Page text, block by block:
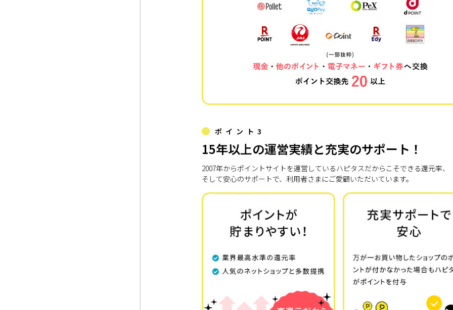
ポイント3
15年以上の運営実績と充実のサポート！
2007年からポイントサイトを運営しているハピタスだからこそできる還元率、
そして安心のサポートで、利用者さまにご愛顧いただいています。